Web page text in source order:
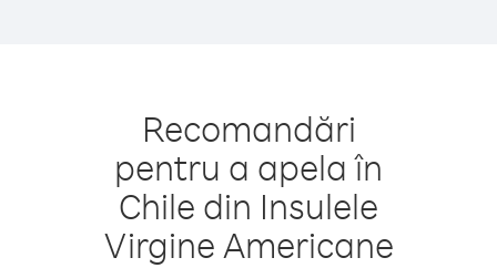
Recomandări
pentru a apela în
Chile din Insulele
Virgine Americane